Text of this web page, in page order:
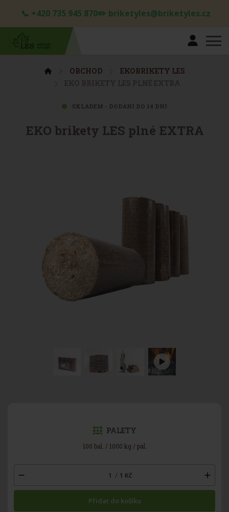
📞 +420 735 945 870✏️ briketyles@briketyles.cz
OBCHOD
EKOBRIKETY LES
SKLADEM - DODÁNÍ DO 14 DNÍ
EKO brikety LES plné EXTRA
PALETY
100 bal. / 1000 kg / pal.
/ 1 Kč
Přidat do košíku